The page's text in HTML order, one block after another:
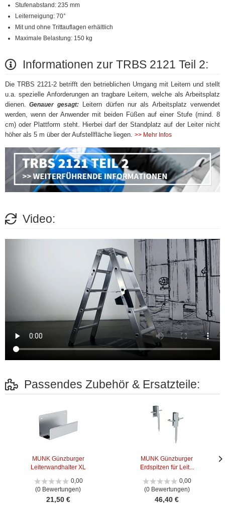
Stufenabstand: 235 mm
Leiterneigung: 70°
Mit und ohne Trittauflagen erhältlich
Maximale Belastung: 150 kg
Informationen zur TRBS 2121 Teil 2:
Die TRBS 2121-2 betrifft den betrieblichen Umgang mit Leitern und stellt
u.a. spezielle Anforderungen an tragbare Leitern, welche als Arbeitsplatz
dienen.
Genauer gesagt:Leitern dürfen nur als Arbeitsplatz verwendet
werden, wenn der Anwender mit beiden Füßen auf einer Stufe (mind. 8
cm) oder Plattform steht. Hierbei darf der Standplatz auf der Leiter nicht
höher als 5 m über der Aufstellfläche liegen. >> Mehr Infos
Video:
Passendes Zubehör & Ersatzteile:
MUNK Günzburger
Leiterwandhalter XL
0,00
(0 Bewertungen)
21,50 €
MUNK Günzburger
Erdspitzen für Leit...
0,00
(0 Bewertungen)
46,40 €